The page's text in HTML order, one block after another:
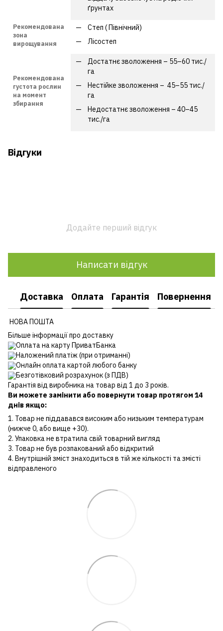
ґрунтах
Рекомендована
зона
вирощування
Степ ( Північний)
Лісостеп
Рекомендована
густота рослин
на момент
збирання
Достатнє зволоження – 55–60 тис./
га
Нестійке зволоження – 45–55 тис./
га
Недостатнє зволоження – 40–45
тис./га
Відгуки
Додайте перший відгук
Написати відгук
Доставка Оплата Гарантія Повернення
НОВА ПОШТА
Більше інформації про доставку
Оплата на карту ПриватБанка
Наложений платіж (при отриманні)
Онлайн оплата картой любого банку
Безготівковий розрахунок (з ПДВ)
Гарантія від виробника на товар від 1 до 3 років.
Ви можете замінити або повернути товар протягом 14
днів якщо:
1. Товар не піддавався високим або низьким температурам
(нижче 0, або вище +30).
2. Упаковка не втратила свій товарний вигляд
3. Товар не був розпакований або відкритий
4. Внутрішній зміст знаходиться в тій же кількості та змісті
відправленого